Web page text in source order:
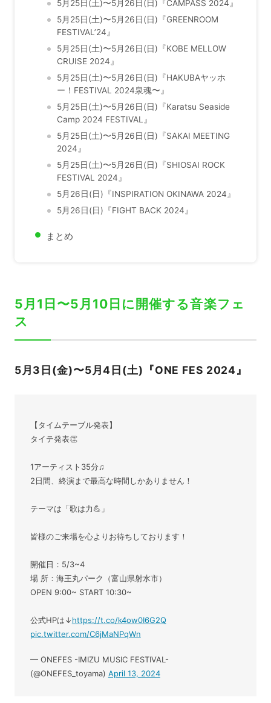
5月25日(土)〜5月26日(日)『CAMPASS 2024』
5月25日(土)〜5月26日(日)『GREENROOM
FESTIVAL’24』
5月25日(土)〜5月26日(日)『KOBE MELLOW
CRUISE 2024』
5月25日(土)〜5月26日(日)『HAKUBAヤッホ
ー！FESTIVAL 2024泉魂〜』
5月25日(土)〜5月26日(日)『Karatsu Seaside
Camp 2024 FESTIVAL』
5月25日(土)〜5月26日(日)『SAKAI MEETING
2024』
5月25日(土)〜5月26日(日)『SHIOSAI ROCK
FESTIVAL 2024』
5月26日(日)『INSPIRATION OKINAWA 2024』
5月26日(日)『FIGHT BACK 2024』
まとめ
5月1日〜5月10日に開催する音楽フェ
ス
5月3日(金)〜5月4日(土)『ONE FES 2024』
【タイムテーブル発表】
タイテ発表👏
1アーティスト35分♫
2日間、終演まで最高な時間しかありません！
テーマは「歌は力💪」
皆様のご来場を心よりお待ちしております！
開催日：5/3~4
場 所：海王丸パーク（富山県射水市）
OPEN 9:00~ START 10:30~
公式HPは↓https://t.co/k4ow0I6G2Q
pic.twitter.com/C6jMaNPqWn
— ONEFES -IMIZU MUSIC FESTIVAL-
(@ONEFES_toyama) April 13, 2024